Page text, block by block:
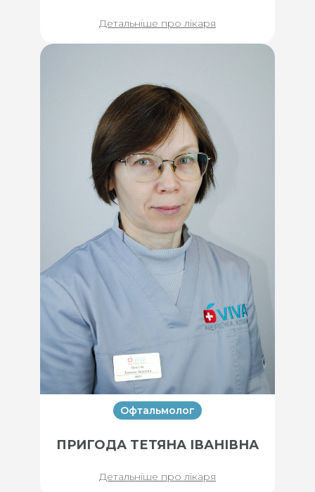
Детальніше про лікаря
Офтальмолог
ПРИГОДА ТЕТЯНА ІВАНІВНА
Детальніше про лікаря